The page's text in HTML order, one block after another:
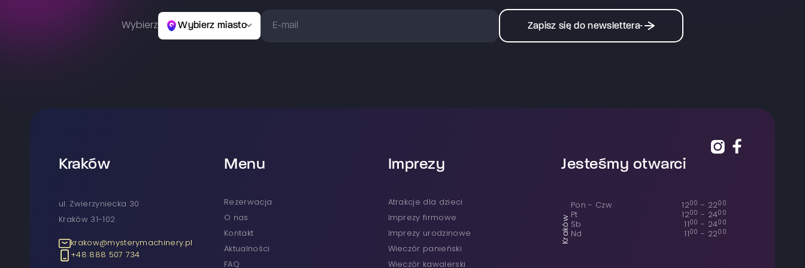
Wybierz Wybierz miasto Zapisz się do newslettera
Kraków
ul. Zwierzyniecka 30
Kraków 31-102
krakow@mysterymachinery.pl
+48 888 507 734
Menu
rezerwacja
O nas
Kontakt
Aktualności
FAQ
Imprezy
atrakcje dla dzieci
imprezy firmowe
Imprezy urodzinowe
wieczór panieński
wieczór kawalerski
Jesteśmy otwarci
Kraków
Pon - Czw 1200 - 2200
Pt 1200 - 2400
Sb 00 - 2400
Nd 00 - 2200